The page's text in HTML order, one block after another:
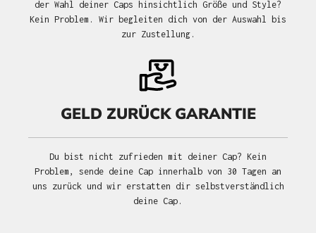
der Wahl deiner Caps hinsichtlich Größe und Style?
Kein Problem. Wir begleiten dich von der Auswahl bis
zur Zustellung.
GELD ZURÜCK GARANTIE
Du bist nicht zufrieden mit deiner Cap? Kein
Problem, sende deine Cap innerhalb von 30 Tagen an
uns zurück und wir erstatten dir selbstverständlich
deine Cap.